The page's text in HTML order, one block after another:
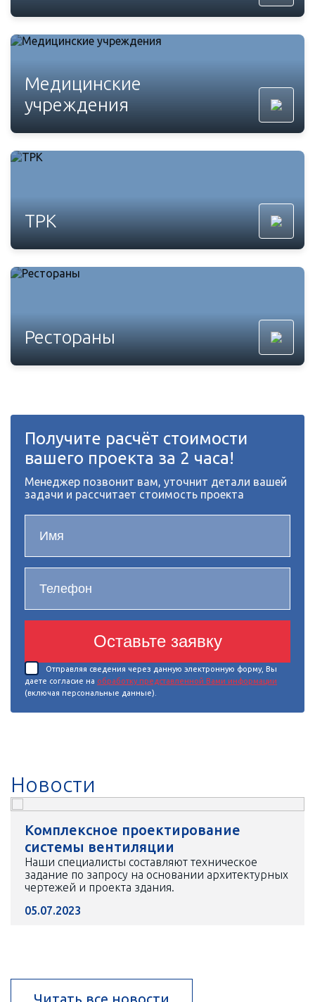
Медицинские
учреждения
ТРК
Рестораны
Получите расчёт стоимости
вашего проекта за 2 часа!
Менеджер позвонит вам, уточнит детали вашей
задачи и рассчитает стоимость проекта
Оставьте заявку
Отправляя сведения через данную электронную форму, Вы
даете согласие на обработку представленной Вами информации
(включая персональные данные).
Новости
Комплексное проектирование
системы вентиляции
Наши специалисты составляют техническое
задание по запросу на основании архитектурных
чертежей и проекта здания.
05.07.2023